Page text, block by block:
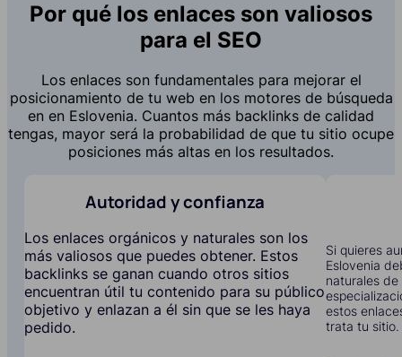
Por qué los enlaces son valiosos
para el SEO
Los enlaces son fundamentales para mejorar el
posicionamiento de tu web en los motores de búsqueda
en en Eslovenia. Cuantos más backlinks de calidad
tengas, mayor será la probabilidad de que tu sitio ocupe
posiciones más altas en los resultados.
Autoridad y confianza
Los enlaces orgánicos y naturales son los
más valiosos que puedes obtener. Estos
backlinks se ganan cuando otros sitios
encuentran útil tu contenido para su público
objetivo y enlazan a él sin que se les haya
pedido.
Si quieres
Eslovenia
naturales
estos
trata tu sitio.